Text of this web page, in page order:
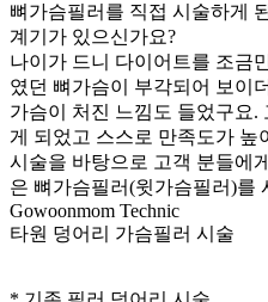
뼈가슴필러를 직접 시술하게 된
계기가 있으신가요?
나이가 드니 다이어트를 조금
였던 뼈가슴이 부각되어 보이
가슴이 처진 느낌도 들었구요.
게 되었고 스스로 만족도가 높
시술을 바탕으로 고객 분들에
은 뼈가슴필러(윗가슴필러)를
Gowoonmom Technic
타원 덩어리 가슴필러 시술